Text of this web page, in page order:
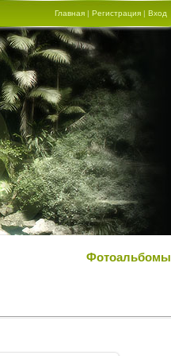
Главная | Регистрация | Вход
Фотоальбомы